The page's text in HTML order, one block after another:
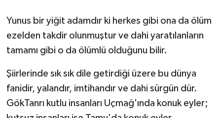
Yunus bir yiğit adamdır ki herkes gibi ona da ölüm
ezelden takdir olunmuştur ve dahi yaratılanların
tamamı gibi o da ölümlü olduğunu bilir.
Şiirlerinde sık sık dile getirdiği üzere bu dünya
fanidir, yalandır, imtihandır ve dahi sürgün dür.
GökTanrı kutlu insanları Uçmağ'ında konuk eyler;